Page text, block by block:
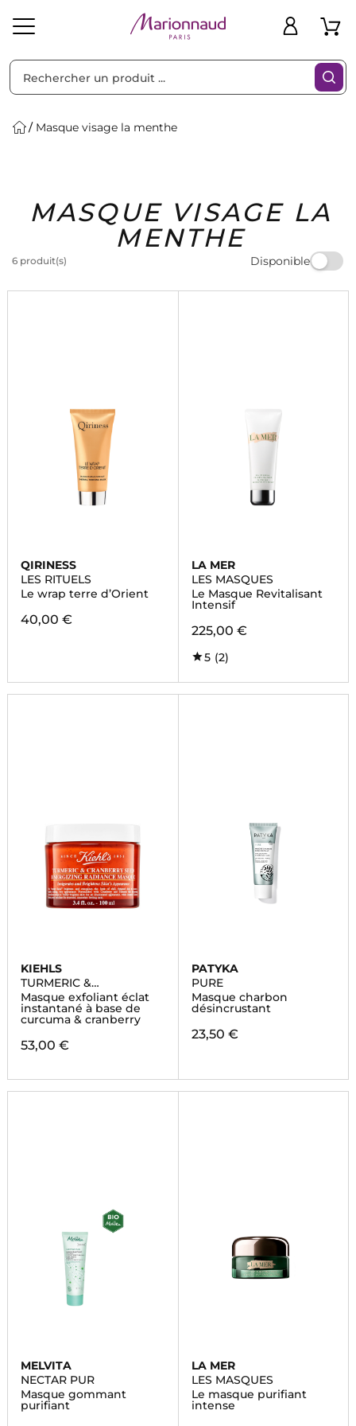
Solaire Homme Marques Idées
Cadeaux
Bons
Plans
Masque visage la menthe
MASQUE VISAGE LA
MENTHE
6 produit(s) Disponible
Filtres
QIRINESS
LES RITUELS
Le wrap terre d’Orient
40,00 €
LA MER
LES MASQUES
Le Masque Revitalisant
Intensif
225,00 €
5 (2)
KIEHLS
TURMERIC &
CRANBERRY SEED
Masque exfoliant éclat
instantané à base de
curcuma & cranberry
53,00 €
PATYKA
PURE
Masque charbon
désincrustant
23,50 €
MELVITA
NECTAR PUR
Masque gommant
purifiant
LA MER
LES MASQUES
Le masque purifiant
intense